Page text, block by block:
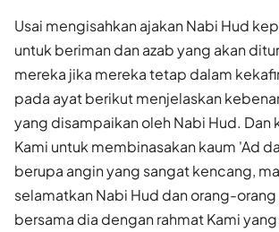
Usai mengisahkan ajakan Nabi Hud
untuk beriman dan azab yang akan
mereka jika mereka tetap dalam
pada ayat berikut menjelaskan
yang disampaikan oleh Nabi Hud. Dan
Kami untuk membinasakan kaum 'Ad
berupa angin yang sangat kencang,
selamatkan Nabi Hud dan orang-
bersama dia dengan rahmat Kami